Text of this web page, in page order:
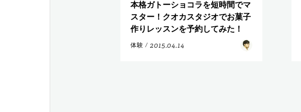
本格ガトーショコラを短時間でマ
スター！クオカスタジオでお菓子
作りレッスンを予約してみた！
体験 / 2015.04.14